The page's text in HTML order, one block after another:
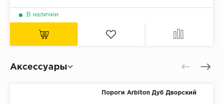
В наличии
Аксессуары
Пороги Arbiton Дуб Дворский